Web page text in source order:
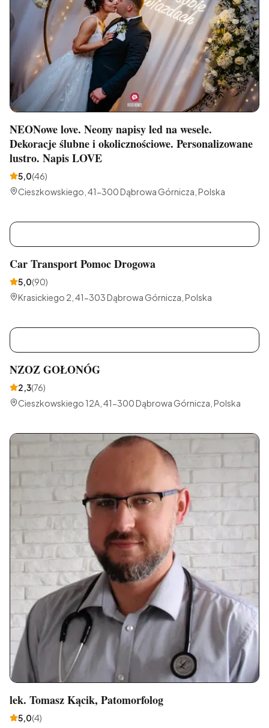
NEONowe love. Neony napisy led na wesele.
Dekoracje ślubne i okolicznościowe. Personalizowane
lustro. Napis LOVE
5,0(46)
Cieszkowskiego, 41-300 Dąbrowa Górnicza, Polska
Car Transport Pomoc Drogowa
5,0(90)
Krasickiego 2, 41-303 Dąbrowa Górnicza, Polska
NZOZ GOŁONÓG
2,3(76)
Cieszkowskiego 12A, 41-300 Dąbrowa Górnicza, Polska
lek. Tomasz Kącik, Patomorfolog
5,0(4)